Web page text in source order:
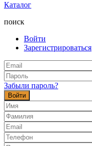
Каталог
поиск
Войти
Зарегистрироваться
Забыли пароль?
Войти